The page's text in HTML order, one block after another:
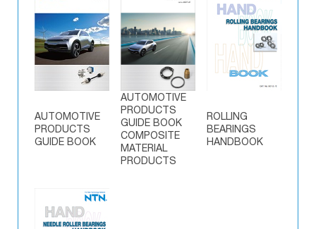
AUTOMOTIVE
PRODUCTS
GUIDE BOOK
AUTOMOTIVE
PRODUCTS
GUIDE BOOK
COMPOSITE
MATERIAL
PRODUCTS
ROLLING
BEARINGS
HANDBOOK